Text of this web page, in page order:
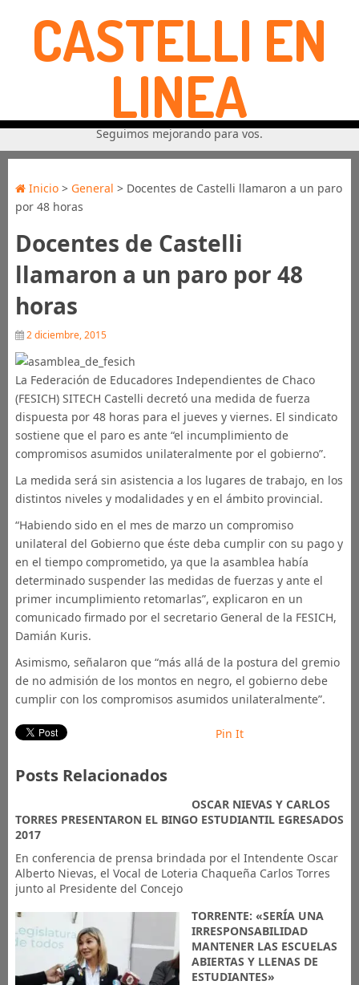
CASTELLI EN
LINEA
Seguimos mejorando para vos.
Inicio> General > Docentes de Castelli llamaron a un paro
por 48 horas
Docentes de Castelli
llamaron a un paro por 48
horas
2 diciembre, 2015
La Federación de Educadores Independientes de Chaco
(FESICH) SITECH Castelli decretó una medida de fuerza
dispuesta por 48 horas para el jueves y viernes. El sindicato
sostiene que el paro es ante “el incumplimiento de
compromisos asumidos unilateralmente por el gobierno”.
La medida será sin asistencia a los lugares de trabajo, en los
distintos niveles y modalidades y en el ámbito provincial.
“Habiendo sido en el mes de marzo un compromiso
unilateral del Gobierno que éste deba cumplir con su pago y
en el tiempo comprometido, ya que la asamblea había
determinado suspender las medidas de fuerzas y ante el
primer incumplimiento retomarlas”, explicaron en un
comunicado firmado por el secretario General de la FESICH,
Damián Kuris.
Asimismo, señalaron que “más allá de la postura del gremio
de no admisión de los montos en negro, el gobierno debe
cumplir con los compromisos asumidos unilateralmente”.
Pin It
Posts Relacionados
OSCAR NIEVAS Y CARLOS
TORRES PRESENTARON EL BINGO ESTUDIANTIL EGRESADOS
2017
En conferencia de prensa brindada por el Intendente Oscar
Alberto Nievas, el Vocal de Loteria Chaqueña Carlos Torres
junto al Presidente del Concejo
TORRENTE: «SERÍA UNA
IRRESPONSABILIDAD
MANTENER LAS ESCUELAS
ABIERTAS Y LLENAS DE
ESTUDIANTES»